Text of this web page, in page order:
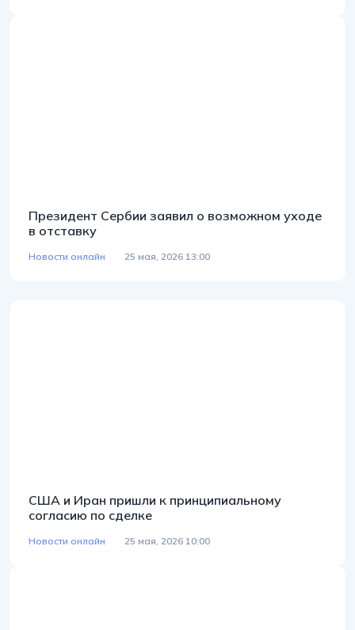
Президент Сербии заявил о возможном уходе
в отставку
Новости онлайн 25 мая, 2026 13:00
США и Иран пришли к принципиальному
согласию по сделке
Новости онлайн 25 мая, 2026 10:00